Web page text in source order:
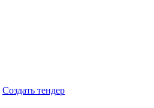
Создать тендер